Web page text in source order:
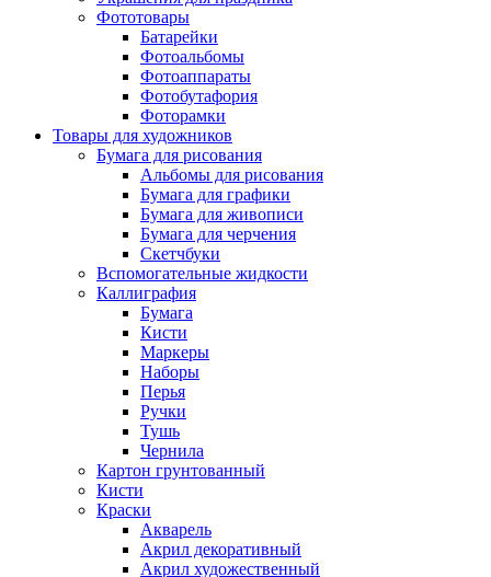
Фототовары
Батарейки
Фотоальбомы
Фотоаппараты
Фотобутафория
Фоторамки
Товары для художников
Бумага для рисования
Альбомы для рисования
Бумага для графики
Бумага для живописи
Бумага для черчения
Скетчбуки
Вспомогательные жидкости
Каллиграфия
Бумага
Кисти
Маркеры
Наборы
Перья
Ручки
Тушь
Чернила
Картон грунтованный
Кисти
Краски
Акварель
Акрил декоративный
Акрил художественный